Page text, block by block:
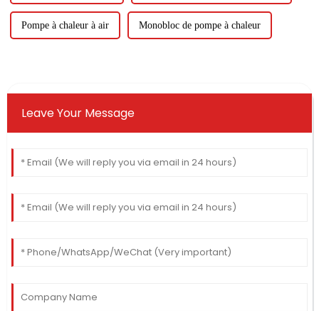
Pompe à chaleur à air Monobloc de pompe à chaleur
Leave Your Message